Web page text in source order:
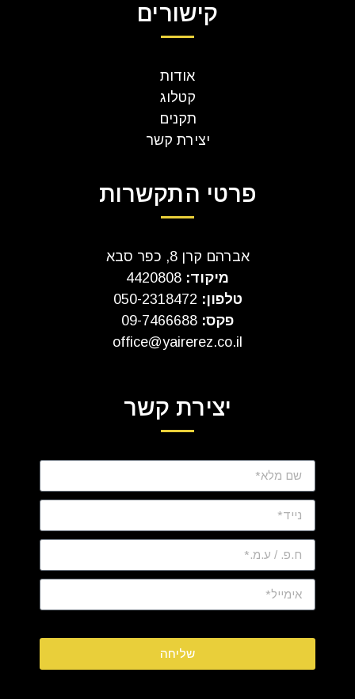
קישורים
אודות
קטלוג
תקנים
יצירת קשר
פרטי התקשרות
אברהם קרן 8, כפר סבא
מיקוד:
טלפון:
פקס: 09-7466688
office@yairerez.co.il
יצירת קשר
שליחה